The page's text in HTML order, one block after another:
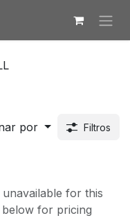
por Filtros
for this
below for pricing